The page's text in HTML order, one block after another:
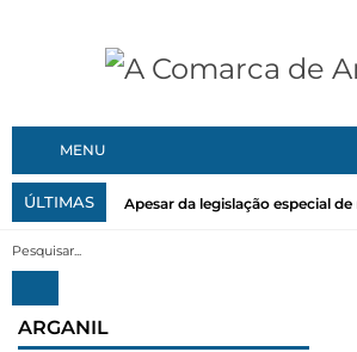
MENU
ÚLTIMAS Apesar da legislação especial
ARGANIL